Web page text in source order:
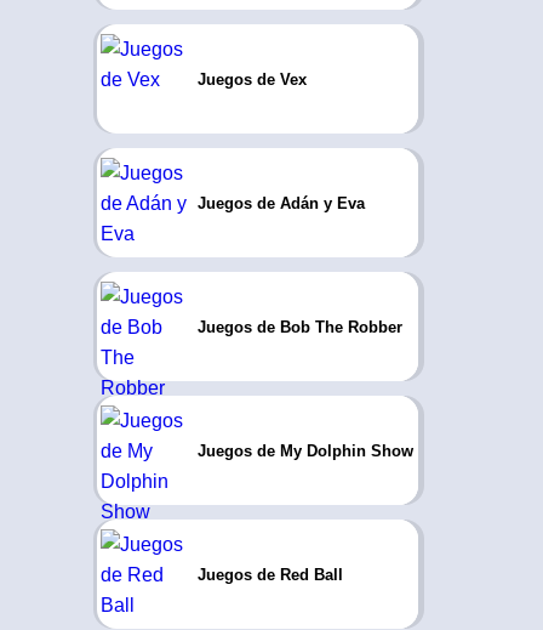
Juegos de Vex
Juegos de Adán y Eva
Juegos de Bob The Robber
Juegos de My Dolphin Show
Juegos de Red Ball